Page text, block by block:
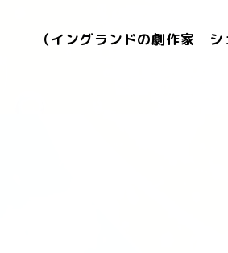
（イングランドの劇作家 シ